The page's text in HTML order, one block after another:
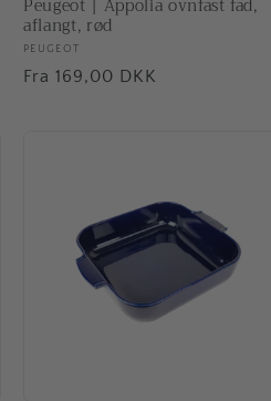
Peugeot | Appolia ovnfast fad,
aflangt, rød
Forhandler:
PEUGEOT
Normalpris
Fra 169,00 DKK